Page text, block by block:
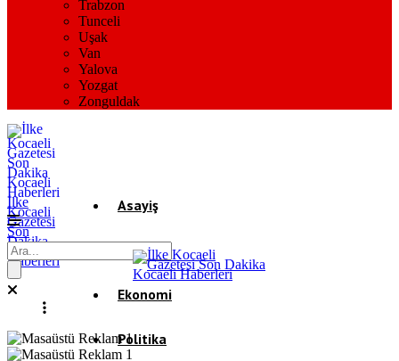
Trabzon
Tunceli
Uşak
Van
Yalova
Yozgat
Zonguldak
İlke
Kocaeli
Gazetesi
Son
Dakika
Kocaeli
Haberleri
Asayiş
Gündem
Ekonomi
Politika